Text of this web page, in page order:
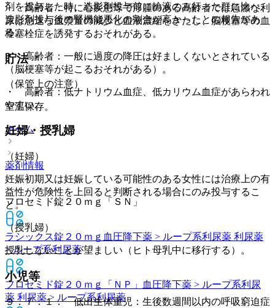
剤を投与した時、造影剤投与前に輸液のみ行った群に比べ、
造影剤投与後の腎機能悪化の割合が高かったとの報告があ
る。
貯法
（保管上の注意）
室温保存。
ホーム
薬剤情報
フロセミド錠２０ｍｇ「ＳＮ」
ラシックス錠２０ｍｇ 血圧降下薬 > ループ系利尿薬 利尿薬
> ループ系利尿薬
フロセミド錠２０ｍｇ「ＮＰ」
血圧降下薬 > ループ系利尿
薬 利尿薬 > ループ系利尿薬
・ 高齢者：特に心疾患等で浮腫のある高齢者では急激な利
尿は急速な血漿量の減少と血液濃縮をきたし、脳梗塞等の血
栓塞栓症を誘発するおそれがある。
・ 高齢者：一般に過度の降圧は好ましくないとされている
（脳梗塞等が起こるおそれがある）。
・ 高齢者：低ナトリウム血症、低カリウム血症があらわれ
やすい。
妊婦・授乳婦
（妊婦）
妊娠初期又は妊娠している可能性のある女性には治療上の有
益性が危険性を上回ると判断される場合にのみ投与するこ
と。
（授乳婦）
授乳しないことが望ましい（ヒト母乳中に移行する）。
小児等
９．７．１． 低出生体重児：生後数週間以内の呼吸窮迫症